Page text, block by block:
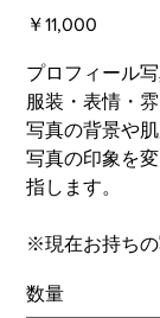
価
￥11,000
プロフィール
服装・表情・
写真の背景や
写真の印象を
指します。
※現在お持ち
数量